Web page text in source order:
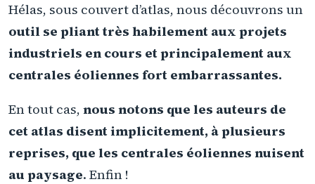
Hélas, sous couvert d’atlas, nous découvrons un
outil se pliant très habilement aux projets
industriels en cours et principalement aux
centrales éoliennes fort embarrassantes.
En tout cas, nous notons que les auteurs de
cet atlas disent implicitement, à plusieurs
reprises, que les centrales éoliennes nuisent
au paysage. Enfin !